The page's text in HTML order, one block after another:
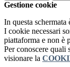
Gestione cookie
In questa
I cookie necessari
piattaforma e non è
Per conoscere quali
visionare la